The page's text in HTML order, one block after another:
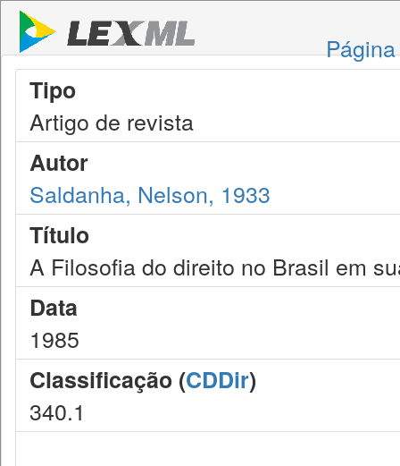
Tipo
Artigo de revista
Autor
Saldanha, Nelson, 1933
Título
A Filosofia do direito no Brasil em
Data
1985
Classificação (CDDir)
340.1